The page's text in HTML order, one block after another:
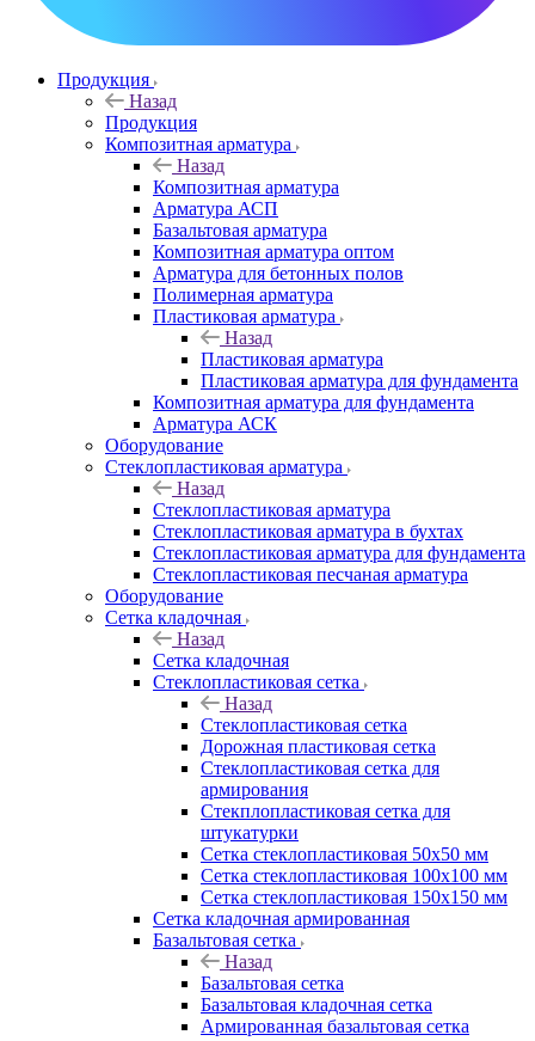
Продукция
Назад
Продукция
Композитная арматура
Назад
Композитная арматура
Арматура АСП
Базальтовая арматура
Композитная арматура оптом
Арматура для бетонных полов
Полимерная арматура
Пластиковая арматура
Назад
Пластиковая арматура
Пластиковая арматура для фундамента
Композитная арматура для фундамента
Арматура АСК
Оборудование
Cтеклопластиковая арматура
Назад
Cтеклопластиковая арматура
Стеклопластиковая арматура в бухтах
Стеклопластиковая арматура для фундамента
Стеклопластиковая песчаная арматура
Оборудование
Сетка кладочная
Назад
Сетка кладочная
Стеклопластиковая сетка
Назад
Стеклопластиковая сетка
Дорожная пластиковая сетка
Стеклопластиковая сетка для
армирования
Стекплопластиковая сетка для
штукатурки
Сетка стеклопластиковая 50x50 мм
Сетка стеклопластиковая 100x100 мм
Сетка стеклопластиковая 150x150 мм
Сетка кладочная армированная
Базальтовая сетка
Назад
Базальтовая сетка
Базальтовая кладочная сетка
Армированная базальтовая сетка